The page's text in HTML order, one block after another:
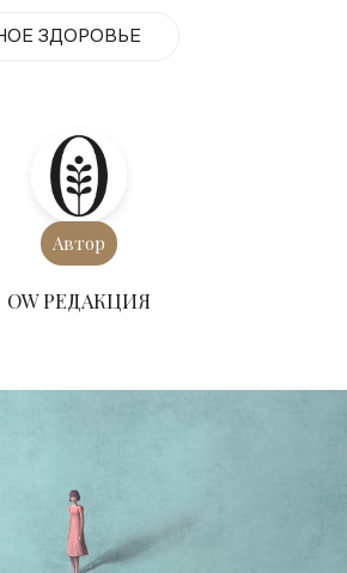
ЗДОРОВЬЕ
Автор
ОW РЕДАКЦИЯ